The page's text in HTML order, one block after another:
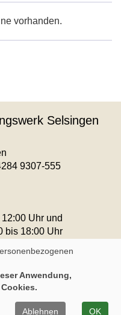
vorhanden.
Selsingen
9307-555
Uhr und
bis 18:00 Uhr
Widerruf
Anwendung,
Ablehnen OK